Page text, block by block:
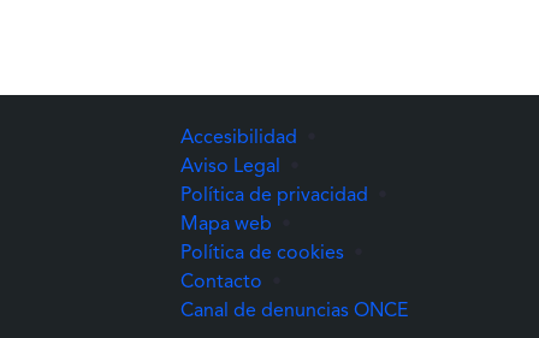
Accesibilidad
Aviso Legal
Política de privacidad
Mapa web
Política de cookies
Contacto
Canal de denuncias ONCE(Abre una